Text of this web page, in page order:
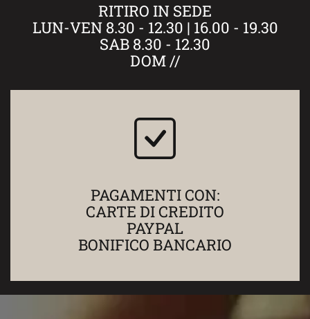
RITIRO IN SEDE
LUN-VEN 8.30 - 12.30 | 16.00 - 19.30
SAB 8.30 - 12.30
DOM //
PAGAMENTI CON:
CARTE DI CREDITO
PAYPAL
BONIFICO BANCARIO